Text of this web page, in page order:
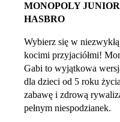
MONOPOLY
HASBRO
Wybierz się w
kocimi przyjaciółmi!
Gabi to wyjątkowa
dla dzieci od 5 roku
zabawę i zdrową
pełnym niespodzianek.